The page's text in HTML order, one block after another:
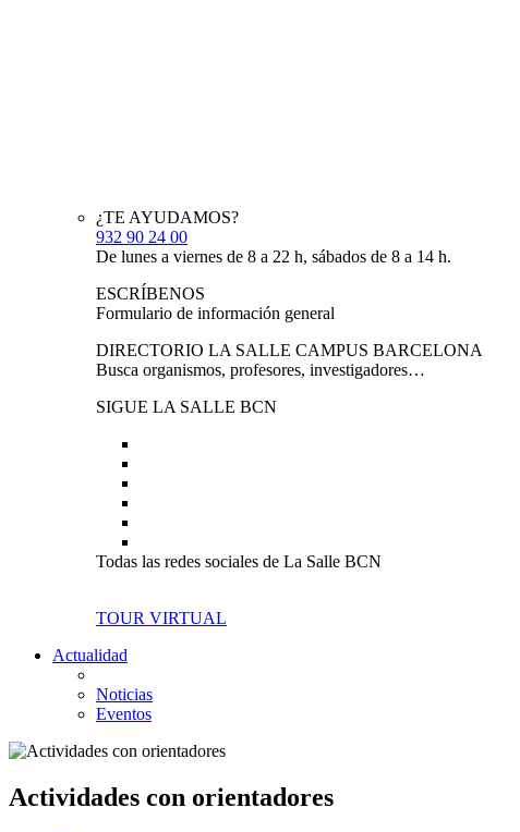
¿TE AYUDAMOS?
932 90 24 00
De lunes a viernes de 8 a 22 h, sábados de 8 a 14 h.
ESCRÍBENOS
Formulario de información general
DIRECTORIO LA SALLE CAMPUS BARCELONA
Busca organismos, profesores, investigadores…
SIGUE LA SALLE BCN
Todas las redes sociales de La Salle BCN
TOUR VIRTUAL
Actualidad
Noticias
Eventos
Actividades con orientadores